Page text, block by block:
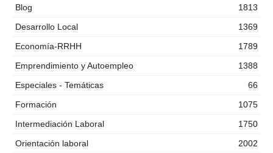
Blog
1813
Desarrollo Local
1369
Economía-RRHH
1789
Emprendimiento y Autoempleo
1388
Especiales - Temáticas
66
Formación
1075
Intermediación Laboral
1750
Orientación laboral
2002